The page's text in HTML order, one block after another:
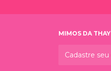
MIMOS DA THAY